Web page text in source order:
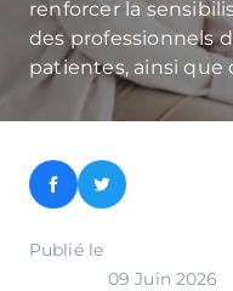
renforcer la
des professionnels
patientes, ainsi que
Facebook
Twitter
Publié le
09 Juin 2026